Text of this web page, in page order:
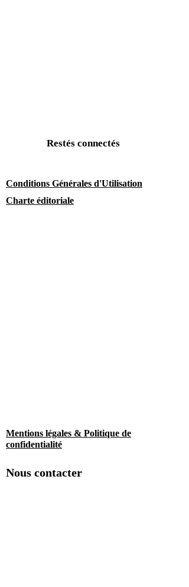
Restés connectés
Conditions Générales d'Utilisation
Charte éditoriale
Mentions légales & Politique de
confidentialité
Nous contacter